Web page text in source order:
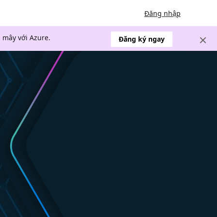
Đăng nhập
với Azure. Đăng ký ngay